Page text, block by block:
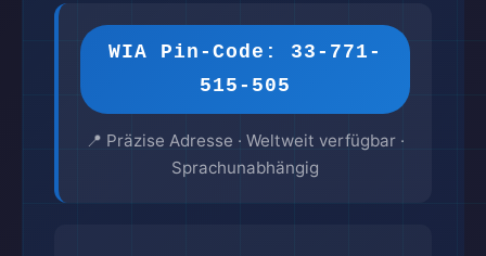
WIA Pin-Code: 33-771-
515-505
📍 Präzise Adresse · Weltweit verfügbar ·
Sprachunabhängig